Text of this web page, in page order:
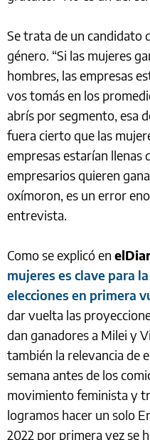
Se trata de un candidato
género. “Si las mujeres
hombres, las empresas
vos tomás en los
abrís por segmento, esa
fuera cierto que las
empresas estarían llenas
empresarios quieren
oxímoron, es un error
entrevista.
Como se explicó en
mujeres es clave para
elecciones en primera
dar vuelta las
dan ganadores a Milei y
también la relevancia de
semana antes de los
movimiento feminista y
logramos hacer un solo
2022 por primera vez se